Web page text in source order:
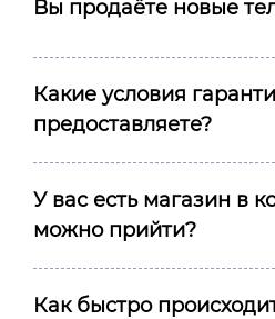
Вы продаёте новые
Какие условия
предоставляете?
У вас есть магазин в
можно прийти?
Как быстро